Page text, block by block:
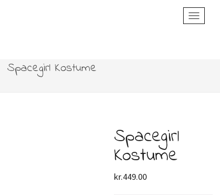
Toggle
Spacegirl Kostume
Spacegirl
Kostume
kr.449.00